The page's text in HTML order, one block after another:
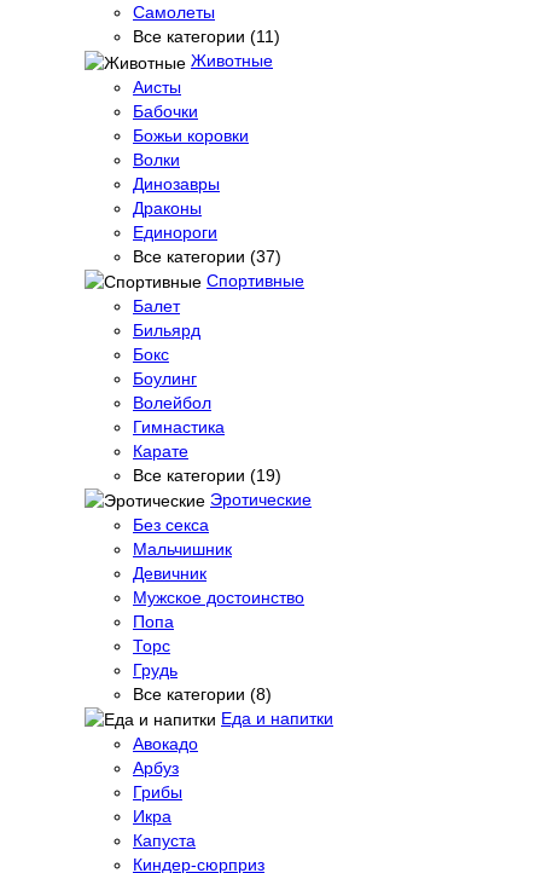
Самолеты
Все категории (11)
Животные
Аисты
Бабочки
Божьи коровки
Волки
Динозавры
Драконы
Единороги
Все категории (37)
Спортивные
Балет
Бильярд
Бокс
Боулинг
Волейбол
Гимнастика
Карате
Все категории (19)
Эротические
Без секса
Мальчишник
Девичник
Мужское достоинство
Попа
Торс
Грудь
Все категории (8)
Еда и напитки
Авокадо
Арбуз
Грибы
Икра
Капуста
Киндер-сюрприз